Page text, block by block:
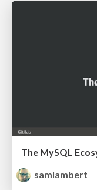
The MySQL
samlambert